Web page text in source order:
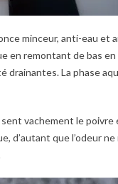
minceur, anti-eau
en remontant de bas
La phase
vachement le
d’autant que l’odeur